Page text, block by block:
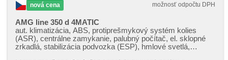
nová cena možnosť odpočtu DPH
AMG line 350 d 4MATIC
aut. klimatizácia, ABS, protiprešmykový systém kolies
(ASR), centrálne zamykanie, palubný počítač, el. sklopné
zrkadlá, stabilizácia podvozka (ESP), hmlové svetlá,